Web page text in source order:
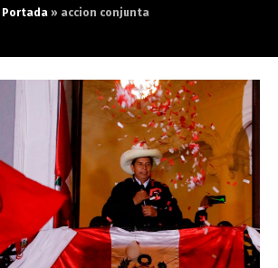
Portada» accion conjunta